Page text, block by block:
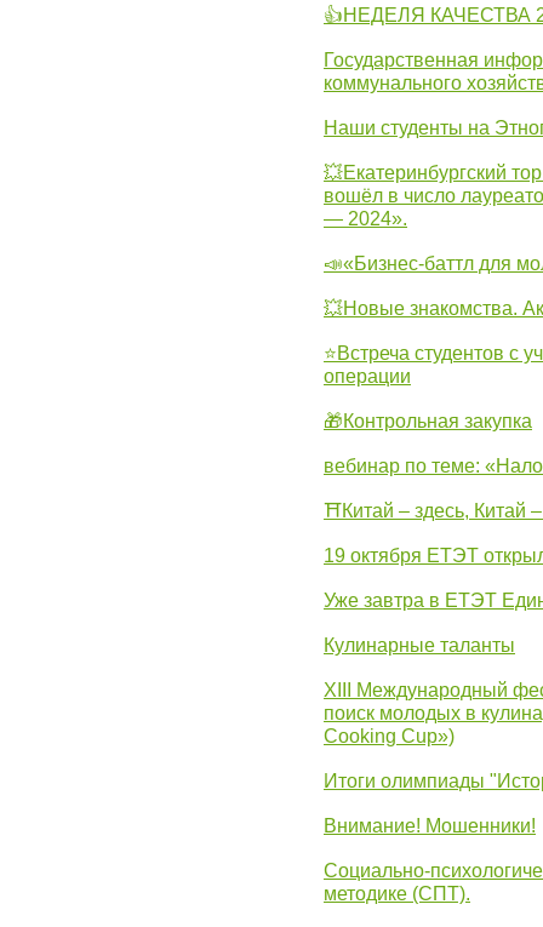
👍НЕДЕЛЯ КАЧЕСТВА
Государственная
коммунального
Наши студенты на
💥Екатеринбургский
вошёл в число
— 2024».
📣«Бизнес-баттл для
💥Новые знакомства.
⭐Встреча студентов с
операции
🎁Контрольная закупка
вебинар по теме:
⛩Китай – здесь, Китай
19 октября ЕТЭТ
Уже завтра в ЕТЭТ
Кулинарные таланты
XIII Международный
поиск молодых в
Cooking Cup»)
Итоги олимпиады
Внимание! Мошенники!
Социально-
методике (СПТ).